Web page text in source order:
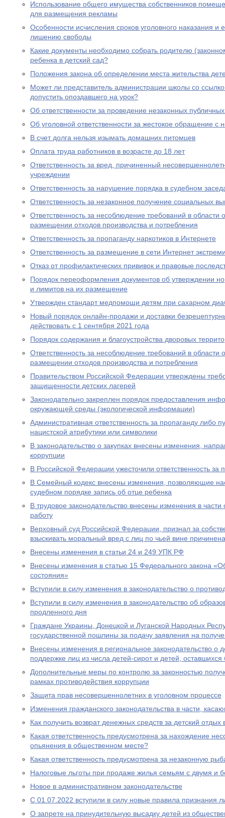
Использование общего имущества собственников
для размещения рекламы
Особенности исчисления сроков уголовного наказания и
лишению свободы
Какие документы необходимо собрать родителю
ребенка в детский сад?
Положения закона об определении места жительства
Может ли представитель администрации школы со
допустить опоздавшего на урок?
Об ответственности за проведение незаконных
Об уголовной ответственности за жестокое обращение с
В счет долга нельзя изымать домашних питомцев
Оплата труда работников в возрасте до 18 лет
Ответственность за вред, причиненный
учреждении
Ответственность за нарушение порядка в судебном
Ответственность за незаконное получение социальных
Ответственность за несоблюдение требований в
размещении отходов производства и потребления
Ответственность за пропаганду наркотиков в Интернете
Ответственность за размещение в сети Интернет
Отказ от профилактических прививок и правовые
Порядок переоформления документов об утверждении
и лимитов на их размещение
Утвержден стандарт медпомощи детям при сахарном
Новый порядок онлайн-продажи и доставки
действовать с 1 сентября 2021 года
Порядок содержания и благоустройства дворовых
Ответственность за несоблюдение требований в
размещении отходов производства и потребления
Правительством Российской Федерации утверждены
защищенности детских лагерей
Законодательно закреплен порядок предоставления
окружающей среды (экологической информации)
Административная ответственность за пропаганду либо
нацистской атрибутики или символики
В законодательство о закупках внесены изменения,
коррупции
В Российской Федерации ужесточили ответственность за
В Семейный кодекс внесены изменения, позволяющие
судебном порядке запись об отце ребенка
В трудовое законодательство внесены изменения в
работу
Верховный суд Российской Федерации, признал за
взыскивать моральный вред с лиц по чьей вине
Внесены изменения в статьи 24 и 249 УПК РФ
Внесены изменения в статью 15 Федерального закона
состояния»
Вступили в силу изменения в законодательство о
Вступили в силу изменения в законодательство об
продленного дня
Граждане Украины, Донецкой и Луганской Народных
государственной пошлины за подачу заявления на
Внесены изменения в региональное законодательство о
поддержке лиц из числа детей-сирот и детей,
Дополнительные меры по контролю за законностью
рамках противодействия коррупции
Защита прав несовершеннолетних в уголовном процессе
Изменения гражданского законодательства в части,
Как получить возврат денежных средств за детский отдых
Какая ответственность предусмотрена за нахождение
опьянения в общественном месте?
Какая ответственность предусмотрена за незаконную
Налоговые льготы при продаже жилья семьям с двумя и
Новое в административном законодательстве
С 01.07.2022 вступили в силу новые правила признания
О запрете на принудительную высадку детей из